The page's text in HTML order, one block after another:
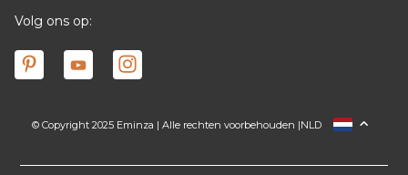
Volg ons op:
© Copyright 2025 Eminza | Alle rechten voorbehouden |
FRANCENLD